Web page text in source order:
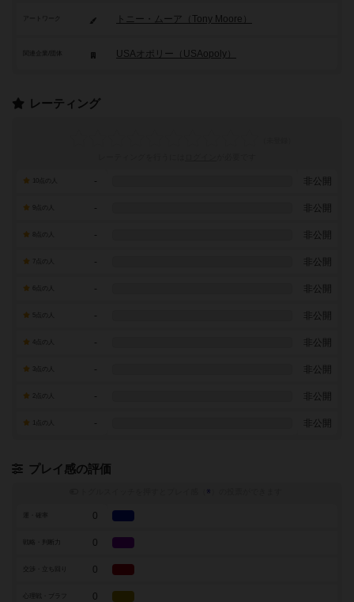
アートワーク トニー・ムーア（Tony Moore）
USAオポリー（USAopoly）
レーティング
- 非公開
- 非公開
- 非公開
7点の人 - 非公開
- 非公開
- 非公開
- 非公開
- 非公開
- 非公開
- 非公開
プレイ感の評価
※
0
戦略・判断力 0
0
0